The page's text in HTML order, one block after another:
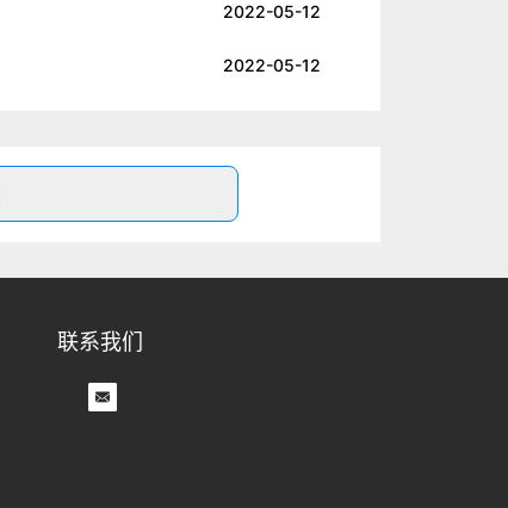
2022-05-12
2022-05-12
联系我们